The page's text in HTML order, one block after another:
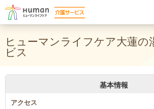
ヒューマンライフケア大蓮の
ビス
基本情報
アクセス